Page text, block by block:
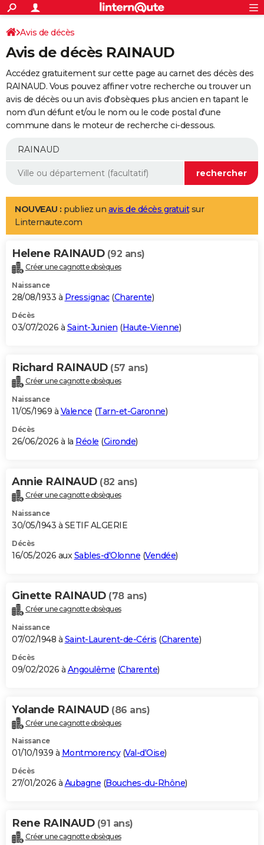
ACTUALITÉS
Politique
Société
Faits Divers
Education
Monde
Villes
+
SPORT
Coupe du monde 2026
Football
Tennis
Cyclisme
Rugby
Forum
Programme TV
TNT
Streaming
Cinéma
Sorties cinéma
Musique
+
FINANCE
Retraite
Epargne
Immobilier
Risques naturels par ville
Banque
Assurance
AUTO
Essais
Réserver un essai
Citadines
Berlines
SUV
Forum auto
+
Mobiles
Meilleur smartphone
Internet
Ordinateurs
Jeux vidéo
Guide high-tech
Aménagement intérieur
LIFESTYLE
Art de vivre
Bien-être
Loisirs
Mode
Modes de vie
Alimentation
Guide de la santé
Maladies
Médicaments
Sommeil
VOYAGE
Destinations
City break
Voyage nature
Voyage de noces
Forum
Climat
+PHOTO
GUIDES D'ACHAT
BONS PLANS
Carte de Noël
Carte Bonne année
Carte Saint-Valentin
Carte Pâques
Carte d'anniversaire
DICTIONNAIRE
Dictionnaire
Biographies
Citations
Expressions
Proverbes
PROGRAMME TV
S'inscrire
Se connecter
Lycées
Collèges
Primaires
Universités
Entreprises
Service militaire
Avis de recherche
AVIS DE DÉCÈS
Bricolage
Lifestyle
Culture
Sport
Auto
Television
Voyage
Cinema
Avis de décès
Avis de décès RAINAUD
Accédez gratuitement sur cette page au carnet des décès des
RAINAUD. Vous pouvez affiner votre recherche ou trouver un
avis de décès ou un avis d'obsèques plus ancien en tapant le
nom d'un défunt et/ou le nom ou le code postal d'une
commune dans le moteur de recherche ci-dessous.
NOUVEAU : publiez un avis de décès gratuitsur
Linternaute.com
Helene RAINAUD (92 ans)
Créer une cagnotte obsèques
Naissance
28/08/1933 à Pressignac(Charente)
Décès
03/07/2026 à Saint-Junien (Haute-Vienne)
Richard RAINAUD (57 ans)
Créer une cagnotte obsèques
Naissance
11/05/1969 à Valence (Tarn-et-Garonne)
Décès
26/06/2026 à la Réole (Gironde)
Annie RAINAUD (82 ans)
Créer une cagnotte obsèques
Naissance
30/05/1943 à SETIF ALGERIE
Décès
16/05/2026 auxSables-d'Olonne (Vendée)
Ginette RAINAUD (78 ans)
Créer une cagnotte obsèques
Naissance
07/02/1948 à Saint-Laurent-de-Céris (Charente)
Décès
09/02/2026 à Angoulême (Charente)
Yolande RAINAUD (86 ans)
Créer une cagnotte obsèques
Naissance
01/10/1939 à Montmorency(Val-d'Oise)
Décès
27/01/2026 à Aubagne (Bouches-du-Rhône)
Rene RAINAUD (91 ans)
Créer une cagnotte obsèques